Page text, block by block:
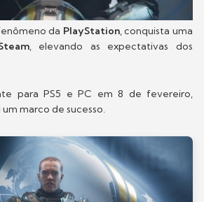
da PlayStation, conquista uma
, elevando as expectativas dos
para PS5 e PC em 8 de fevereiro,
marco de sucesso.